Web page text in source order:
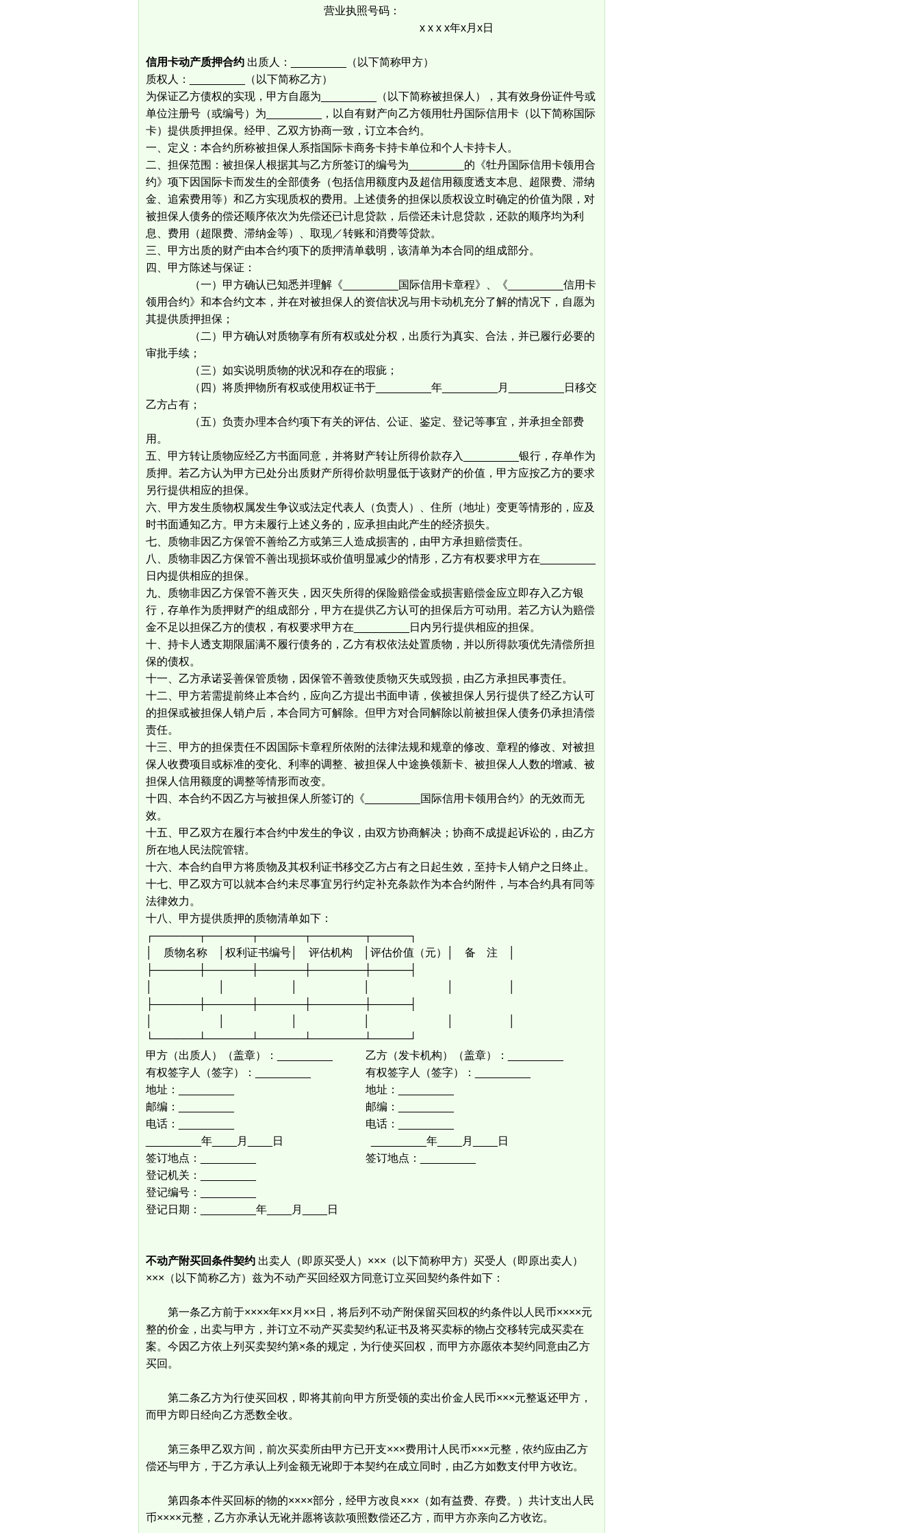
营业执照号码：
x x x x年x月x日
信用卡动产质押合约 出质人：_________（以下简称甲方）
质权人：_________（以下简称乙方）
为保证乙方债权的实现，甲方自愿为_________（以下简称被担保人），其有效身份证件号或
单位注册号（或编号）为_________，以自有财产向乙方领用牡丹国际信用卡（以下简称国际
卡）提供质押担保。经甲、乙双方协商一致，订立本合约。
一、定义：本合约所称被担保人系指国际卡商务卡持卡单位和个人卡持卡人。
二、担保范围：被担保人根据其与乙方所签订的编号为_________的《牡丹国际信用卡领用合
约》项下因国际卡而发生的全部债务（包括信用额度内及超信用额度透支本息、超限费、滞纳
金、追索费用等）和乙方实现质权的费用。上述债务的担保以质权设立时确定的价值为限，对
被担保人债务的偿还顺序依次为先偿还已计息贷款，后偿还未计息贷款，还款的顺序均为利
息、费用（超限费、滞纳金等）、取现／转账和消费等贷款。
三、甲方出质的财产由本合约项下的质押清单载明，该清单为本合同的组成部分。
四、甲方陈述与保证：
（一）甲方确认已知悉并理解《_________国际信用卡章程》、《_________信用卡
领用合约》和本合约文本，并在对被担保人的资信状况与用卡动机充分了解的情况下，自愿为
其提供质押担保；
（二）甲方确认对质物享有所有权或处分权，出质行为真实、合法，并已履行必要的
审批手续；
（三）如实说明质物的状况和存在的瑕疵；
（四）将质押物所有权或使用权证书于_________年_________月_________日移交
乙方占有；
（五）负责办理本合约项下有关的评估、公证、鉴定、登记等事宜，并承担全部费
用。
五、甲方转让质物应经乙方书面同意，并将财产转让所得价款存入_________银行，存单作为
质押。若乙方认为甲方已处分出质财产所得价款明显低于该财产的价值，甲方应按乙方的要求
另行提供相应的担保。
六、甲方发生质物权属发生争议或法定代表人（负责人）、住所（地址）变更等情形的，应及
时书面通知乙方。甲方未履行上述义务的，应承担由此产生的经济损失。
七、质物非因乙方保管不善给乙方或第三人造成损害的，由甲方承担赔偿责任。
八、质物非因乙方保管不善出现损坏或价值明显减少的情形，乙方有权要求甲方在_________
日内提供相应的担保。
九、质物非因乙方保管不善灭失，因灭失所得的保险赔偿金或损害赔偿金应立即存入乙方银
行，存单作为质押财产的组成部分，甲方在提供乙方认可的担保后方可动用。若乙方认为赔偿
金不足以担保乙方的债权，有权要求甲方在_________日内另行提供相应的担保。
十、持卡人透支期限届满不履行债务的，乙方有权依法处置质物，并以所得款项优先清偿所担
保的债权。
十一、乙方承诺妥善保管质物，因保管不善致使质物灭失或毁损，由乙方承担民事责任。
十二、甲方若需提前终止本合约，应向乙方提出书面申请，俟被担保人另行提供了经乙方认可
的担保或被担保人销户后，本合同方可解除。但甲方对合同解除以前被担保人债务仍承担清偿
责任。
十三、甲方的担保责任不因国际卡章程所依附的法律法规和规章的修改、章程的修改、对被担
保人收费项目或标准的变化、利率的调整、被担保人中途换领新卡、被担保人人数的增减、被
担保人信用额度的调整等情形而改变。
十四、本合约不因乙方与被担保人所签订的《_________国际信用卡领用合约》的无效而无
效。
十五、甲乙双方在履行本合约中发生的争议，由双方协商解决；协商不成提起诉讼的，由乙方
所在地人民法院管辖。
十六、本合约自甲方将质物及其权利证书移交乙方占有之日起生效，至持卡人销户之日终止。
十七、甲乙双方可以就本合约未尽事宜另行约定补充条款作为本合约附件，与本合约具有同等
法律效力。
十八、甲方提供质押的质物清单如下：
┌──────┬──────┬──────┬───────┬─────┐
│ 质物名称 │权利证书编号│ 评估机构 │评估价值（元）│ 备 注 │
├──────┼──────┼──────┼───────┼─────┤
├──────┼──────┼──────┼───────┼─────┤
└──────┴──────┴──────┴───────┴─────┘
甲方（出质人）（盖章）：_________ 乙方（发卡机构）（盖章）：_________
有权签字人（签字）：_________ 有权签字人（签字）：_________
地址：_________ 地址：_________
邮编：_________ 邮编：_________
电话：_________ 电话：_________
_________年____月____日 _________年____月____日
签订地点：_________ 签订地点：_________
登记机关：_________
登记编号：_________
登记日期：_________年____月____日
不动产附买回条件契约 出卖人（即原买受人）×××（以下简称甲方）买受人（即原出卖人）
×××（以下简称乙方）兹为不动产买回经双方同意订立买回契约条件如下：
第一条乙方前于××××年××月××日，将后列不动产附保留买回权的约条件以人民币××××元
整的价金，出卖与甲方，并订立不动产买卖契约私证书及将买卖标的物占交移转完成买卖在
案。今因乙方依上列买卖契约第×条的规定，为行使买回权，而甲方亦愿依本契约同意由乙方
买回。
第二条乙方为行使买回权，即将其前向甲方所受领的卖出价金人民币×××元整返还甲方，
而甲方即日经向乙方悉数全收。
第三条甲乙双方间，前次买卖所由甲方已开支×××费用计人民币×××元整，依约应由乙方
偿还与甲方，于乙方承认上列金额无讹即于本契约在成立同时，由乙方如数支付甲方收讫。
第四条本件买回标的物的××××部分，经甲方改良×××（如有益费、存费。）共计支出人民
币××××元整，乙方亦承认无讹并愿将该款项照数偿还乙方，而甲方亦亲向乙方收讫。